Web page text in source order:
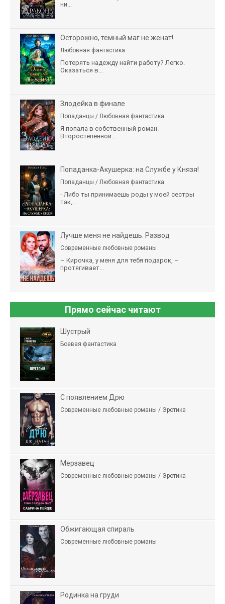
ни...
Осторожно, темный маг не женат!
Любовная фантастика
Потерять надежду найти работу? Легко.
Оказаться в...
Злодейка в финале
Попаданцы / Любовная фантастика
Я попала в собственный роман.
Второстепенной...
Попаданка-Акушерка: на Службе у Князя!
Попаданцы / Любовная фантастика
- Либо ты принимаешь роды у моей сестры
так,...
Лучше меня не найдешь. Развод
Современные любовные романы
– Кирочка, у меня для тебя подарок, –
протягивает...
Прямо сейчас читают
Шустрый
Боевая фантастика
С появлением Дрю
Современные любовные романы / Эротика
Мерзавец
Современные любовные романы / Эротика
Обжигающая спираль
Современные любовные романы
Родинка на груди